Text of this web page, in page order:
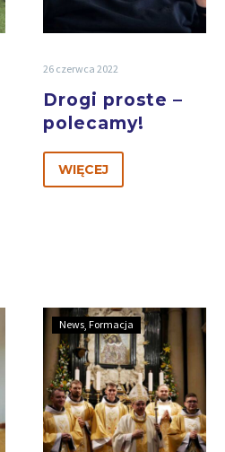
26 czerwca 2022
Drogi proste –
polecamy!
WIĘCEJ
News Formacja